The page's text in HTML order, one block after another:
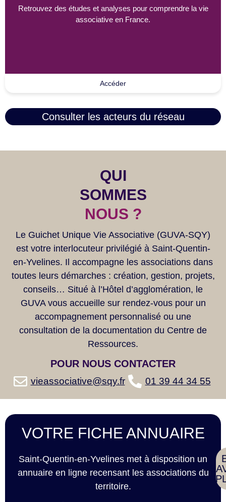
Retrouvez des études et analyses pour comprendre la vie
associative en France.
Accéder
Consulter les acteurs du réseau
Le Guichet Unique Vie Associative (GUVA-SQY)
est votre interlocuteur privilégié à Saint-Quentin-
en-Yvelines. Il accompagne les associations dans
toutes leurs démarches : création, gestion, projets,
conseils… Situé à l’Hôtel d’agglomération, le
GUVA vous accueille sur rendez-vous pour un
accompagnement personnalisé ou une
consultation de la documentation du Centre de
Ressources.
POUR NOUS CONTACTER
vieassociative@sqy.fr 01 39 44 34 55
QUI
SOMMES
NOUS ?
VOTRE FICHE ANNUAIRE
Saint-Quentin-en-Yvelines met à disposition un
annuaire en ligne recensant les associations du
territoire.